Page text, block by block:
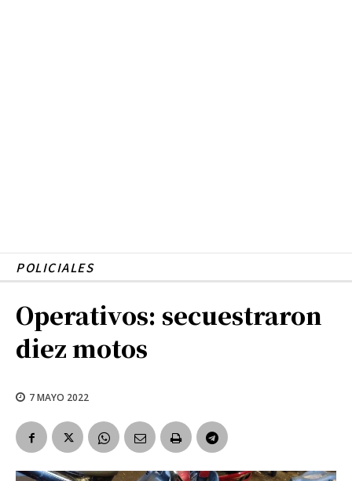
POLICIALES
Operativos: secuestraron
diez motos
7 MAYO 2022